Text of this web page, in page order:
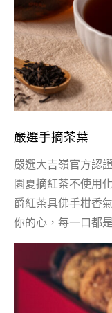
嚴選手摘茶葉
嚴選大吉嶺官方認
園夏摘紅茶不使用
爵紅茶具佛手柑香
你的心，每一口都